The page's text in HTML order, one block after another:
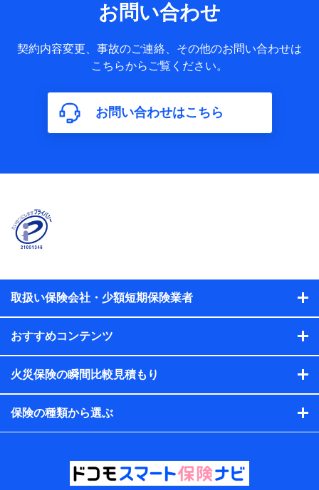
送信履歴などの情報）が含まれます。
約に関する情報。例として、保険契約者及び被保険者の氏
名、住所、生年月日、性別、保険契約者と被保険者の関係、
保険加入の目的、保険商品の内容、保険料、保険料のお支払
年数などの情報、ペットの種類や年齢などの情報などが含ま
れます。
【共同して利用する者の範囲】
株式会社NTTドコモ
当社又は株式会社NTTドコモが提供する保険関連サービスに
おけるユーザ登録受付および管理のため
当社又は株式会社NTTドコモと取引のあるもしくは委託を受
れらに付帯、関連する当社、株式会社NTTドコモおよび提携
会社のサービスを案内、提供するため
析して、お客さまの趣味・嗜好・傾向に応じたサービス・商
各種セミナーの開催のため
コンサルティングサービスの実施のため
アンケートやキャンペーン等の実施のため
上記に係る案内・手続き・管理等付帯業務を行うため
当該個人データを取り扱う各共同利用者（詳細は次のと
お問い合わせ
契約内容変更、事故のご連絡、その他のお問い合わせは
こちらからご覧ください。
お問い合わせはこちら
取扱い保険会社・少額短期保険業者
おすすめコンテンツ
火災保険の瞬間比較見積もり
保険の種類から選ぶ